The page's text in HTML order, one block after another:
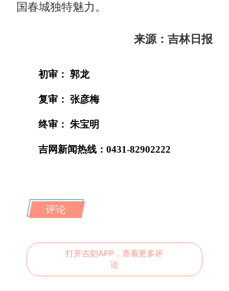
国春城独特魅力。
来源：吉林日报
初审： 郭龙
复审： 张彦梅
终审： 朱宝明
吉网新闻热线：0431-82902222
评论
打开吉刻APP，查看更多评
论